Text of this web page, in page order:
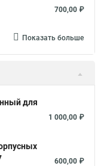
700,00 ₽
Показать больше
для
1 000,00 ₽
600,00 ₽